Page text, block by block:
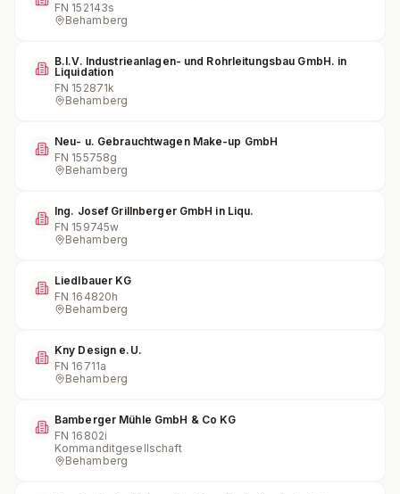
FN 152143s
Behamberg
B.I.V. Industrieanlagen- und Rohrleitungsbau GmbH. in
Liquidation
FN 152871k
Behamberg
Neu- u. Gebrauchtwagen Make-up GmbH
FN 155758g
Behamberg
Ing. Josef Grillnberger GmbH in Liqu.
FN 159745w
Behamberg
Liedlbauer KG
FN 164820h
Behamberg
Kny Design e.U.
FN 16711a
Behamberg
Bamberger Mühle GmbH & Co KG
FN 16802i
Kommanditgesellschaft
Behamberg